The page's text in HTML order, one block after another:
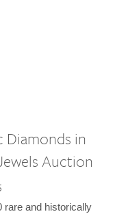
Diamonds in
Auction
rare and historically